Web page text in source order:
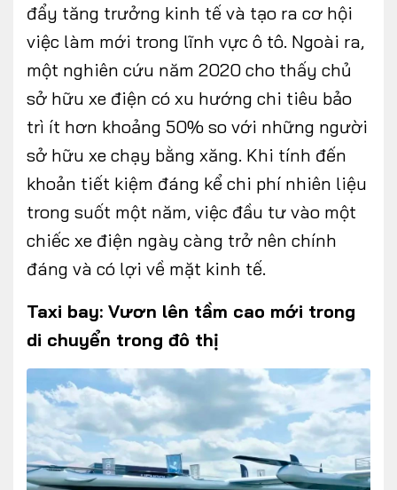
đẩy tăng trưởng kinh tế và tạo ra cơ hội
việc làm mới trong lĩnh vực ô tô. Ngoài ra,
một nghiên cứu năm 2020 cho thấy chủ
sở hữu xe điện có xu hướng chi tiêu bảo
trì ít hơn khoảng 50% so với những người
sở hữu xe chạy bằng xăng. Khi tính đến
khoản tiết kiệm đáng kể chi phí nhiên liệu
trong suốt một năm, việc đầu tư vào một
chiếc xe điện ngày càng trở nên chính
đáng và có lợi về mặt kinh tế.
Taxi bay: Vươn lên tầm cao mới trong
di chuyển trong đô thị